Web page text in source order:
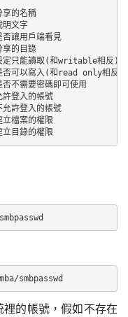
名稱
文字
用戶端看見
的目錄
讀取(和writable相反)
寫入(和read only相反)
要密碼即可使用
入的帳號
登入的帳號
案的權限
錄的權限
smbpasswd
的帳號，假如不存在